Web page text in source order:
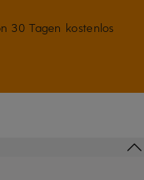
30 Tagen kostenlos